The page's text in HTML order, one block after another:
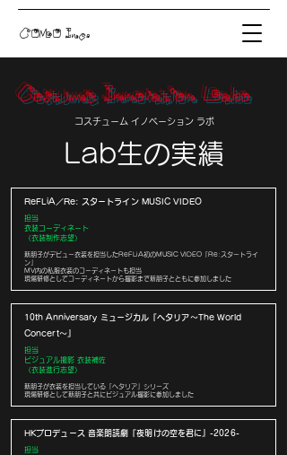
COMO Inc.
​Costume Innovation Labo
コスチューム イノベーション ラボ
Lab生の実績
ReFLiA／Re: スタートライン MUSIC VIDEO
担当
衣装コーディネート
（衣装制作志望）
新朋子がデビュー衣装を担当したReFLiA初のMUSIC VIDEO「Re:スタートライ
ン」
MV内の私服衣装のコーディネートも担当
現場研修としてコーディネートから撮影まで新朋子とともに参加しました
10th Anniversary ミュージカル『ヘタリア〜The World
Concert〜』
担当
ビジュアル撮影 衣装補佐
（衣装進行志望）
新朋子が衣装を担当している「ヘタリア」シリーズ
現場研修として新朋子と共にビジュアル撮影に参加しました
HKプロデュース 音楽朗読劇『夜明けの空を君に』-2026-
担当